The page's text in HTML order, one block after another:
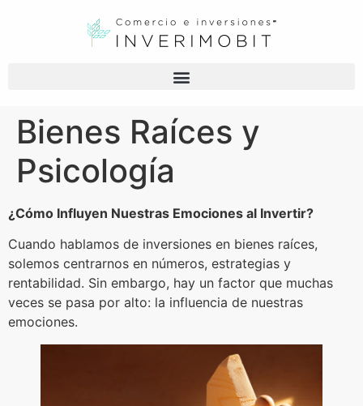
Bienes Raíces y
Psicología
¿Cómo Influyen Nuestras Emociones al Invertir?
Cuando hablamos de inversiones en bienes raíces,
solemos centrarnos en números, estrategias y
rentabilidad. Sin embargo, hay un factor que muchas
veces se pasa por alto: la influencia de nuestras
emociones.